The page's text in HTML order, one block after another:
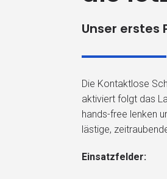
Unser erstes
Die Kontaktlose
aktiviert folgt das
hands-free lenken
lästige,
Einsatzfelder: